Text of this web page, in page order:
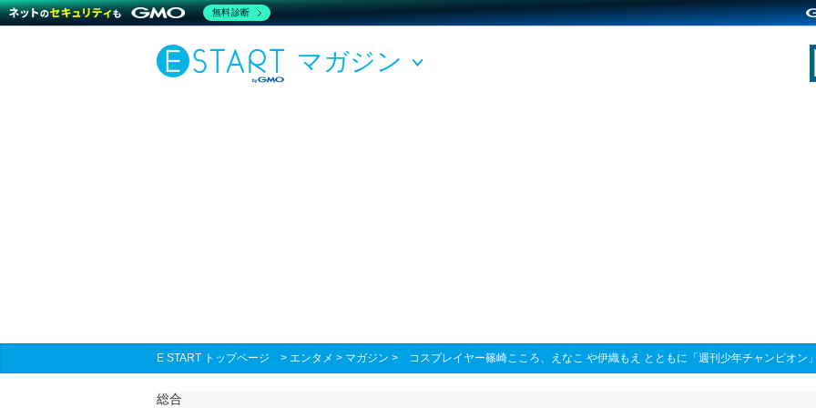
マガジン
E START トップページ > エンタメ > マガジン > コスプレイヤー篠崎こころ、えなこ や伊織もえ とともに「週刊少年チャンピオン
総合
無料診断